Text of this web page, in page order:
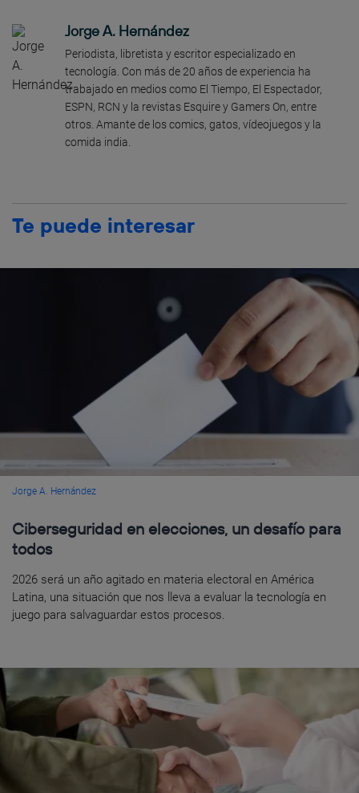
Jorge A. Hernández
Periodista, libretista y escritor especializado en
tecnología. Con más de 20 años de experiencia ha
trabajado en medios como El Tiempo, El Espectador,
ESPN, RCN y la revistas Esquire y Gamers On, entre
otros. Amante de los comics, gatos, vídeojuegos y la
comida india.
Te puede interesar
Jorge A. Hernández
Ciberseguridad en elecciones, un desafío para
todos
2026 será un año agitado en materia electoral en América
Latina, una situación que nos lleva a evaluar la tecnología en
juego para salvaguardar estos procesos.